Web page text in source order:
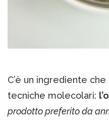
C’è un ingrediente
tecniche molecolari:
prodotto preferito da